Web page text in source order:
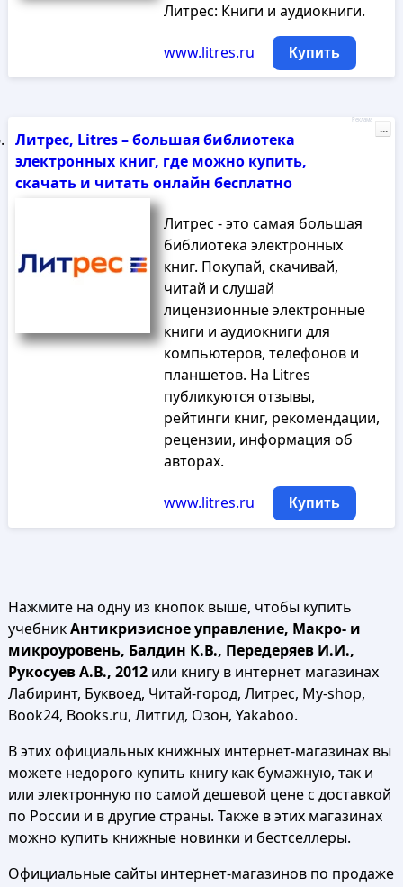
Литрес: Книги и аудиокниги.
www.litres.ru Купить
Литрес, Litres – большая библиотека
электронных книг, где можно купить,
скачать и читать онлайн бесплатно
Литрес - это самая большая
библиотека электронных
книг. Покупай, скачивай,
читай и слушай
лицензионные электронные
книги и аудиокниги для
компьютеров, телефонов и
планшетов. На Litres
публикуются отзывы,
рейтинги книг, рекомендации,
рецензии, информация об
авторах.
www.litres.ru Купить
Реклама
...
Нажмите на одну из кнопок выше, чтобы купить
учебникАнтикризисное управление, Макро- и
микроуровень, Балдин К.В., Передеряев И.И.,
Рукосуев А.В., 2012или книгу в интернет магазинах
Лабиринт, Буквоед, Читай-город, Литрес, My-shop,
Book24, Books.ru, Литгид, Озон, Yakaboo.
В этих официальных книжных интернет-магазинах вы
можете недорого купить книгу как бумажную, так и
или электронную по самой дешевой цене с доставкой
по России и в другие страны. Также в этих магазинах
можно купить книжные новинки и бестселлеры.
Официальные сайты интернет-магазинов по продаже